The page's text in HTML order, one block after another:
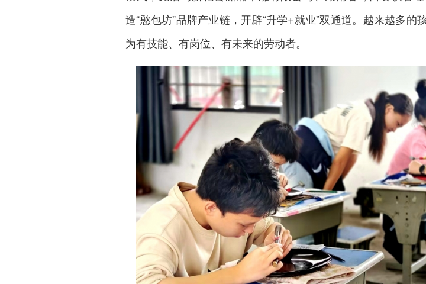
造“憨包坊”品牌产业链，开辟“升学+就业”双通道。越来越多的
为有技能、有岗位、有未来的劳动者。